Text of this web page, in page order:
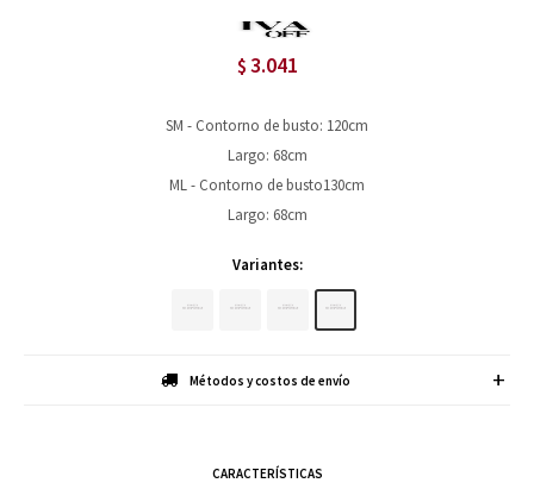
$ 3.041
SM - Contorno de busto: 120cm
Largo: 68cm
ML - Contorno de busto130cm
Largo: 68cm
Variantes:
Métodos y costos de envío
CARACTERÍSTICAS